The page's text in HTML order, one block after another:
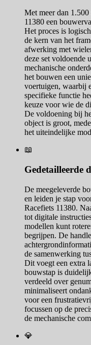
Met meer dan
11380 een
Het proces is
de kern van het
afwerking met
deze set voldoende
mechanische
het bouwen een
voertuigen, waarbij
specifieke functie
keuze voor wie de
De voldoening bij
object is groot,
het uiteindelijke
📖
Gedetailleerde
De meegeleverde
en leiden je stap
Racefiets 11380.
tot digitale
modellen kunt
begrijpen. De
de samenwerking
Dit voegt een extra
bouwstap is
verdeeld over
minimaliseert
voor een
focussen op de
de mechanische
💎